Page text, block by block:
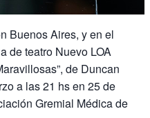
Buenos Aires, y en el
de teatro Nuevo LOA
de Duncan
a las 21 hs en 25 de
Gremial Médica de